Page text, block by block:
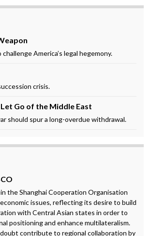
America’s legal hegemony.
crisis.
Go of the Middle East
should spur a long-overdue withdrawal.
the Shanghai Cooperation Organisation
issues, reflecting its desire to build
with Central Asian states in order to
positioning and enhance multilateralism.
contribute to regional collaboration by